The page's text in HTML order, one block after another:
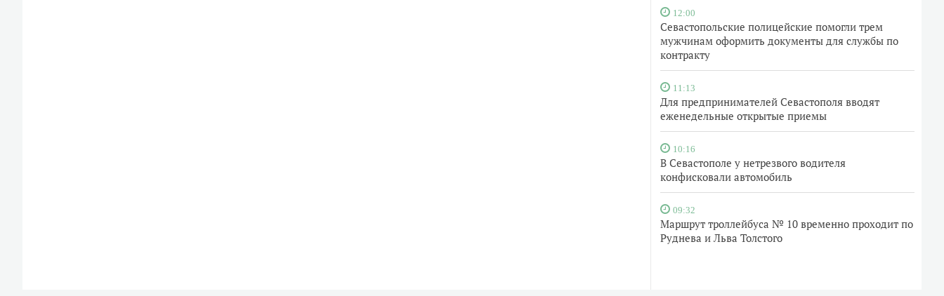
12:00
Севастопольские полицейские помогли трем
мужчинам оформить документы для службы по
контракту
11:13
Для предпринимателей Севастополя вводят
еженедельные открытые приемы
10:16
В Севастополе у нетрезвого водителя
конфисковали автомобиль
09:32
Маршрут троллейбуса № 10 временно проходит по
Руднева и Льва Толстого